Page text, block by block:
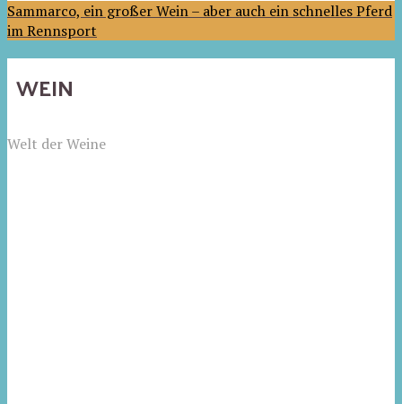
Sammarco, ein großer Wein – aber auch ein schnelles Pferd
im Rennsport
WEIN
Welt der Weine